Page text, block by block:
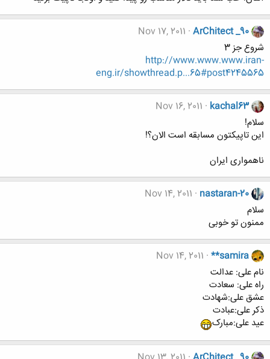
ArChitect _90
Nov 17, 2011
شروع جز 3
http://www.www.www.iran-
eng.ir/showthread.p...65#post4245565
kachal63
Nov 16, 2011
سلام!
این تاپیکتون مسابقه است الان؟!
ناهمواری ایران
nastaran-20
Nov 14, 2011
سلام
ممنون تو خوبی
**samira
Nov 14, 2011
نام علی: عدالت
راه علی: سعادت
عشق علی:شهادت
ذکر علی:عبادت
عید علی:مبارک